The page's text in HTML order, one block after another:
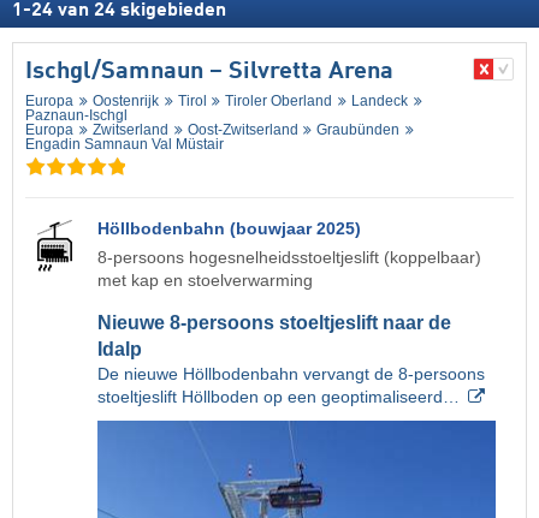
1 -24 van 24 skigebieden
Ischgl/​Samnaun – Silvretta Arena
Europa Oostenrijk Tirol Tiroler Oberland
Landeck
Paznaun-Ischgl
Europa
Zwitserland Oost-Zwitserland
Graubünden
Engadin Samnaun Val Müstair
Höllbodenbahn (bouwjaar 2025)
8-persoons hogesnelheidsstoeltjeslift (koppelbaar)
met kap en stoelverwarming
Nieuwe 8-persoons stoeltjeslift naar de
Idalp
De nieuwe Höllbodenbahn vervangt de 8-persoons
stoeltjeslift Höllboden op een geoptimaliseerd…